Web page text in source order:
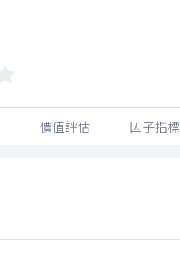
價值評估 因子指標